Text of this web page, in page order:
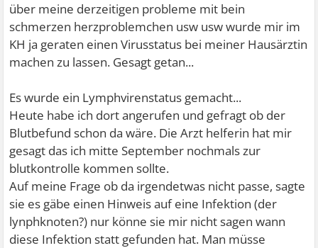
über meine derzeitigen probleme mit bein
schmerzen herzproblemchen usw usw wurde mir im
KH ja geraten einen Virusstatus bei meiner Hausärztin
machen zu lassen. Gesagt getan...
Es wurde ein Lymphvirenstatus gemacht...
Heute habe ich dort angerufen und gefragt ob der
Blutbefund schon da wäre. Die Arzt helferin hat mir
gesagt das ich mitte September nochmals zur
blutkontrolle kommen sollte.
Auf meine Frage ob da irgendetwas nicht passe, sagte
sie es gäbe einen Hinweis auf eine Infektion (der
lynphknoten?) nur könne sie mir nicht sagen wann
diese Infektion statt gefunden hat. Man müsse